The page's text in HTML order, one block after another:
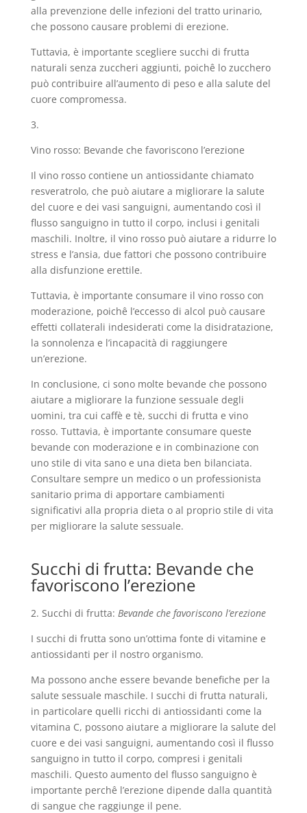
alla prevenzione delle infezioni del tratto urinario,
che possono causare problemi di erezione.
Tuttavia, è importante scegliere succhi di frutta
naturali senza zuccheri aggiunti, poichê lo zucchero
può contribuire all’aumento di peso e alla salute del
cuore compromessa.
3.
Vino rosso: Bevande che favoriscono l’erezione
Il vino rosso contiene un antiossidante chiamato
resveratrolo, che può aiutare a migliorare la salute
del cuore e dei vasi sanguigni, aumentando così il
flusso sanguigno in tutto il corpo, inclusi i genitali
maschili. Inoltre, il vino rosso può aiutare a ridurre lo
stress e l’ansia, due fattori che possono contribuire
alla disfunzione erettile.
Tuttavia, è importante consumare il vino rosso con
moderazione, poichê l’eccesso di alcol può causare
effetti collaterali indesiderati come la disidratazione,
la sonnolenza e l’incapacità di raggiungere
un’erezione.
In conclusione, ci sono molte bevande che possono
aiutare a migliorare la funzione sessuale degli
uomini, tra cui caffè e tè, succhi di frutta e vino
rosso. Tuttavia, è importante consumare queste
bevande con moderazione e in combinazione con
uno stile di vita sano e una dieta ben bilanciata.
Consultare sempre un medico o un professionista
sanitario prima di apportare cambiamenti
significativi alla propria dieta o al proprio stile di vita
per migliorare la salute sessuale.
Succhi di frutta: Bevande che
favoriscono l’erezione
2. Succhi di frutta: Bevande che favoriscono l’erezione
I succhi di frutta sono un’ottima fonte di vitamine e
antiossidanti per il nostro organismo.
Ma possono anche essere bevande benefiche per la
salute sessuale maschile. I succhi di frutta naturali,
in particolare quelli ricchi di antiossidanti come la
vitamina C, possono aiutare a migliorare la salute del
cuore e dei vasi sanguigni, aumentando così il flusso
sanguigno in tutto il corpo, compresi i genitali
maschili. Questo aumento del flusso sanguigno è
importante perchê l’erezione dipende dalla quantità
di sangue che raggiunge il pene.